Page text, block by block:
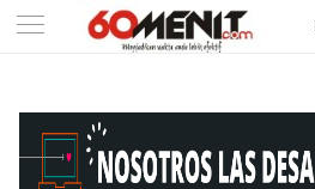
-->